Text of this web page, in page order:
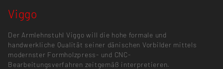
Viggo
Der Armlehnstuhl Viggo will die hohe formale und
handwerkliche Qualität seiner dänischen Vorbilder mittels
modernster Formholzpress- und CNC-
Bearbeitungsverfahren zeitgemäß interpretieren.